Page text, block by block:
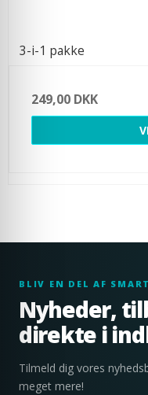
3-i-1 pakke
249,00 DKK
BLIV EN DEL AF
Nyheder,
direkte i
Tilmeld dig vores
meget mere!